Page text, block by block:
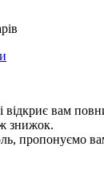
відкриє вам
знижок.
пропонуємо